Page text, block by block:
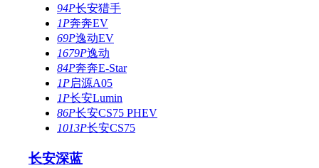
94P长安猎手
1P奔奔EV
69P逸动EV
1679P逸动
84P奔奔E-Star
1P启源A05
1P长安Lumin
86P长安CS75 PHEV
1013P长安CS75
长安深蓝